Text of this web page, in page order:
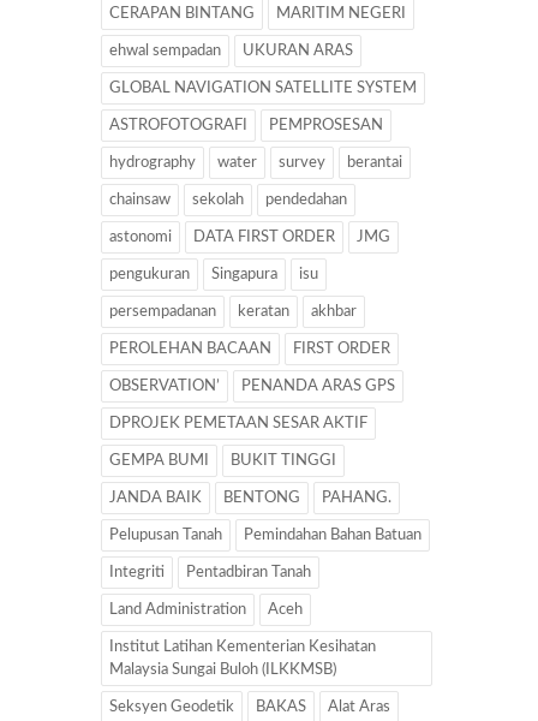
CERAPAN BINTANG MARITIM NEGERI
ehwal sempadan UKURAN ARAS
GLOBAL NAVIGATION SATELLITE SYSTEM
ASTROFOTOGRAFI PEMPROSESAN
hydrography water survey berantai
chainsaw sekolah pendedahan
astonomi DATA FIRST ORDER JMG
pengukuran Singapura isu
persempadanan keratan akhbar
PEROLEHAN BACAAN FIRST ORDER
OBSERVATION’ PENANDA ARAS GPS
DPROJEK PEMETAAN SESAR AKTIF
GEMPA BUMI BUKIT TINGGI
JANDA BAIK BENTONG PAHANG.
Pelupusan Tanah Pemindahan Bahan Batuan
Integriti Pentadbiran Tanah
Land Administration Aceh
Institut Latihan Kementerian Kesihatan
Malaysia Sungai Buloh (ILKKMSB)
Seksyen Geodetik BAKAS Alat Aras